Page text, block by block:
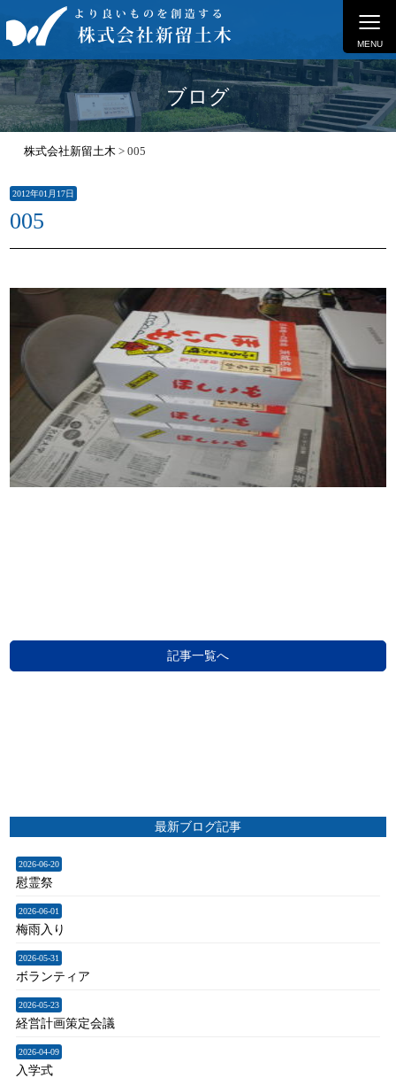
≡
MENU
ブログ
株式会社新留土木 > 005
2012年01月17日
005
記事一覧へ
最新ブログ記事
2026-06-20
慰霊祭
2026-06-01
梅雨入り
2026-05-31
ボランティア
2026-05-23
経営計画策定会議
2026-04-09
入学式